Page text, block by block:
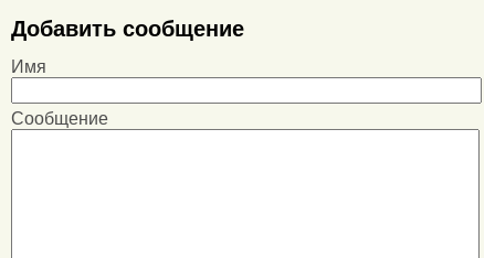
Добавить сообщение
Имя
Сообщение